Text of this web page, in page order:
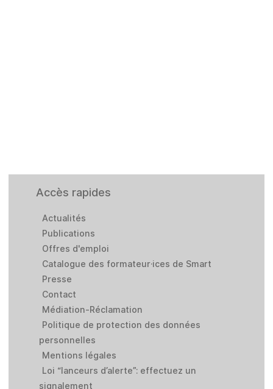
Accès rapides
Actualités
Publications
Offres d'emploi
Catalogue des formateur·ices de Smart
Presse
Contact
Médiation-Réclamation
Politique de protection des données
personnelles
Mentions légales
Loi “lanceurs d’alerte”: effectuez un
signalement